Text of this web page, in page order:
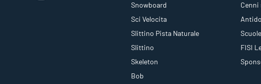
Snowboard
Sci Velocita
Slittino Pista Naturale
Slittino
Skeleton
Bob
FISI